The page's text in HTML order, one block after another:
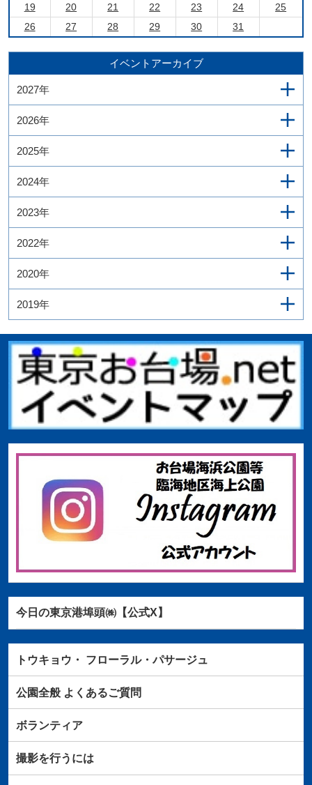
19
20 21 22 23 24
25
26
27 28 29 30 31
イベントアーカイブ
2027年
2026年
2025年
2024年
2023年
2022年
2020年
2019年
今日の東京港埠頭㈱【公式X】
トウキョウ・ フローラル・パサージュ
公園全般よくあるご質問
ボランティア
撮影を行うには